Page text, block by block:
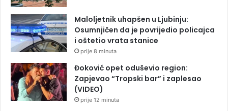
Maloljetnik uhapšen u Ljubinju:
Osumnjičen da je povrijedio policajca
i oštetio vrata stanice
prije 8 minuta
Đoković opet oduševio region:
Zapjevao “Tropski bar” i zaplesao
(VIDEO)
prije 12 minuta